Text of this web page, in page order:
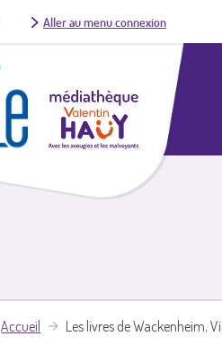
Aller au menu connexion
Accueil Les livres de Wackenheim,